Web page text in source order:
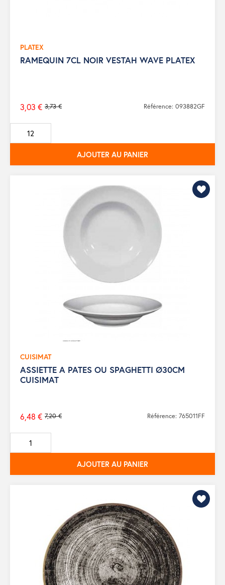
PLATEX
RAMEQUIN 7CL NOIR VESTAH WAVE PLATEX
Prix
de
base
3,73 €
3,03 € Référence: 093882GF
AJOUTER AU PANIER
CUISIMAT
ASSIETTE A PATES OU SPAGHETTI Ø30CM
CUISIMAT
Prix
de
base
7,20 €
6,48 € Référence: 765011FF
AJOUTER AU PANIER